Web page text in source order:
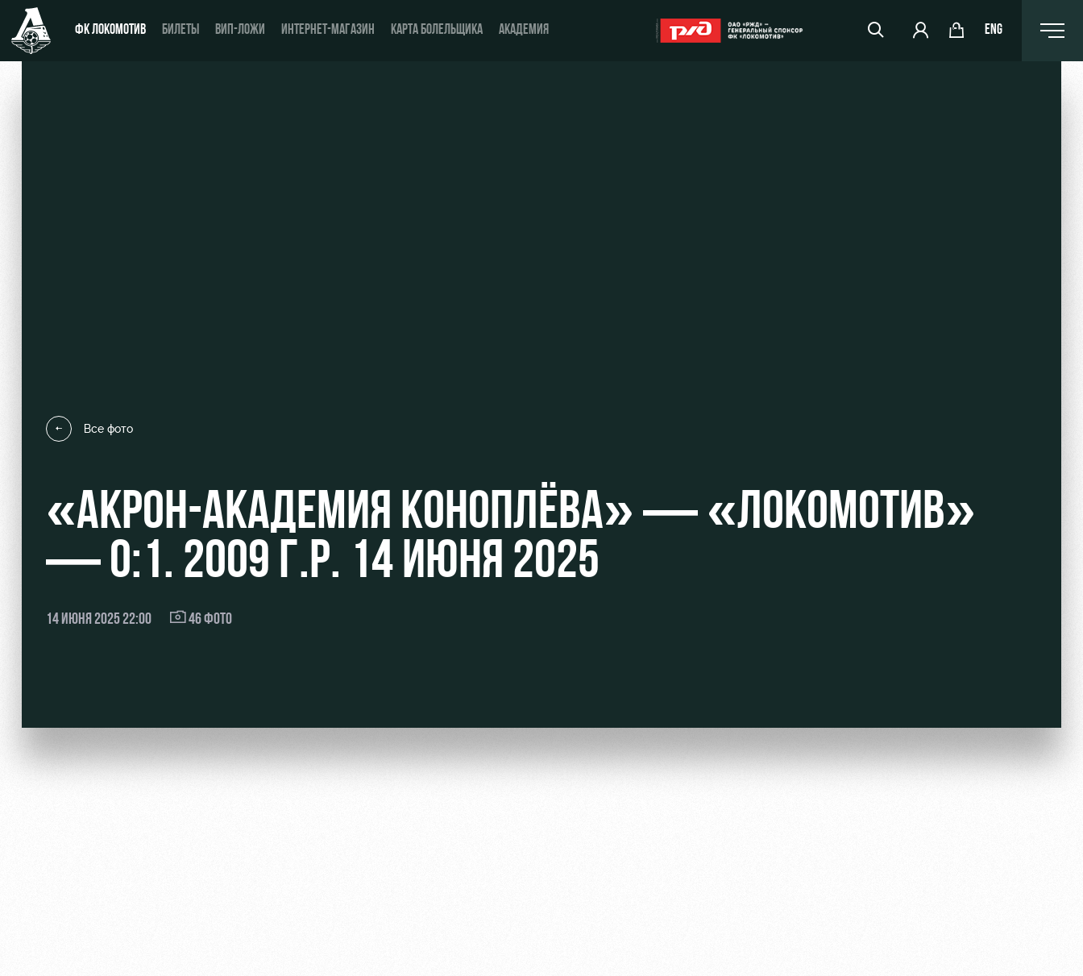
ФК ЛОКОМОТИВ БИЛЕТЫ ВИП-ЛОЖИ ИНТЕРНЕТ-МАГАЗИН КАРТА БОЛЕЛЬЩИКА АКАДЕМИЯ ENG
Локо-Лето
Академия
Как поступить
Контакты Академии
Банковская карта «Локомотив»
Заставки
Программа лояльности
Все фото
«АКРОН-АКАДЕМИЯ КОНОПЛЁВА» — «ЛОКОМОТИВ»
— 0:1. 2009 Г.Р. 14 ИЮНЯ 2025
14 ИЮНЯ 2025 22:00 46 ФОТО